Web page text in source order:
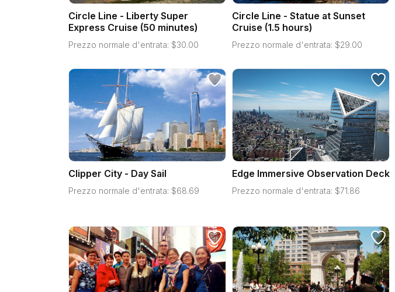
Circle Line - Liberty Super
Express Cruise (50 minutes)
Prezzo normale d'entrata: $30.00
Circle Line - Statue at Sunset
Cruise (1.5 hours)
Prezzo normale d'entrata: $29.00
Clipper City - Day Sail
Prezzo normale d'entrata: $68.69
Edge Immersive Observation Deck
Prezzo normale d'entrata: $71.86